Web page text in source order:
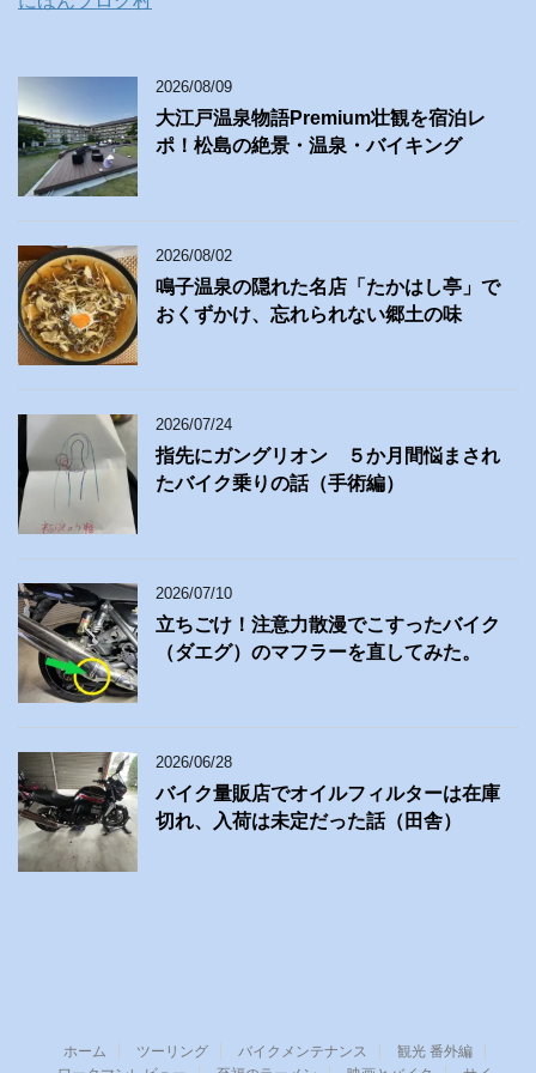
2026/08/09
大江戸温泉物語Premium壮観を宿泊レ
ポ！松島の絶景・温泉・バイキング
2026/08/02
鳴子温泉の隠れた名店「たかはし亭」で
おくずかけ、忘れられない郷土の味
2026/07/24
指先にガングリオン ５か月間悩まされ
たバイク乗りの話（手術編）
2026/07/10
立ちごけ！注意力散漫でこすったバイク
（ダエグ）のマフラーを直してみた。
2026/06/28
バイク量販店でオイルフィルターは在庫
切れ、入荷は未定だった話（田舎）
ホーム ツーリング バイクメンテナンス
観光 番外編